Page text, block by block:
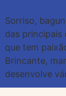
Sorriso,
das principais
que tem
Brincante,
desenvolve